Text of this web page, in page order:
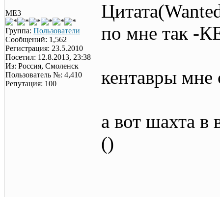
ME3
Группа: Пользователи
Сообщений: 1,562
Регистрация: 23.5.2010
Посетил: 12.8.2013, 23:38
Из: Россия, Смоленск
Пользователь №: 4,410
Репутация: 100
по мне так -
кентавры мне
а вот шахта
()